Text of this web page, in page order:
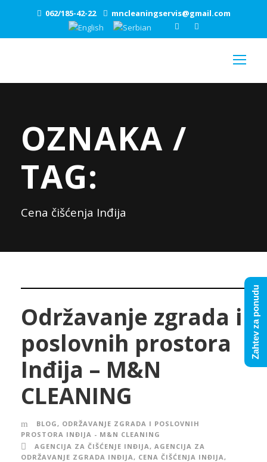
062/185-42-22 mncleaningservis@gmail.com
OZNAKA /
TAG:
Cena čišćenja Inđija
Održavanje zgrada i
poslovnih prostora
Inđija – M&N
CLEANING
BLOG , ODRŽAVANJE ZGRADA I POSLOVNIH
PROSTORA INĐIJA - M&N CLEANING
AGENCIJA ZA ČIŠĆENJE INĐIJA , AGENCIJA ZA
ODRŽAVANJE ZGRADA INĐIJA , CENA ČIŠĆENJA INĐIJA ,
Zahtev za ponudu